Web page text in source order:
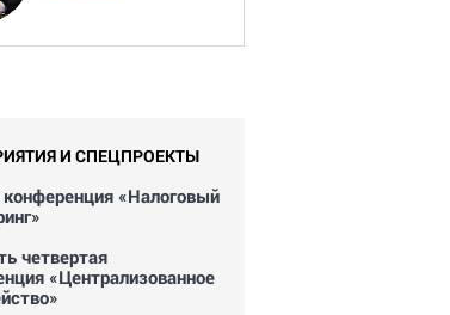
И СПЕЦПРОЕКТЫ
«Налоговый
четвертая
«Централизованное